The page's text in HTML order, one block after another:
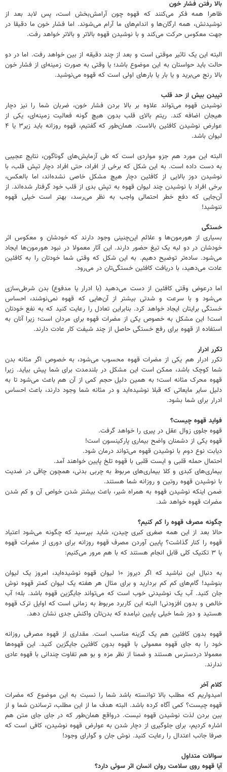
بالا رفتن فشار خون
ظاهرا همه فکر می‌کنند که قهوه چون آرامش‌بخش است، پس لابد بعد از
نوشیدنش، همه ارگان‌ها و اندام‌های ما آرام می‌شوند. اما فشار خون ما دقیقا در
جهت معکوس حرکت می‌کند و با نوشیدن قهوه بالاتر و بالاتر خواهد رفت.
البته این یک تاثیر موقتی است و بعد از چند دقیقه از بین خواهد رفت. اما در دو
حالت باید حواستان به این موضوع باشد؛ یا وقتی به صورت زمینه‌ای از فشار خون
بالا رنج می‌برید و یا بار یا بارهای اولی است که قهوه می‌نوشید.
تپیدن بیش از حد قلب
نوشیدن قهوه می‌تواند علاوه بر بالا بردن فشار خون، ضربان شما را نیز دچار
هیجان اضافه کند. ریتم بالای قلب بدون هیچ گونه فعالیت زمینه‌ای، یکی از
عوارض نوشیدن کافئین بالاست. همان‌طور که گفتیم، قهوه روزانه باید زیر۳ یا ۴
لیوان باشد.
البته این مورد هم جزو مواردی است که طی آزمایش‌های گوناگون، نتایج عجیبی
به دست داده است. به این شکل که برخی از افراد، حتی افراد دچار تپش قلب، با
نوشیدن دوز بالایی از کافئین دچار هیچ مشکل خاصی نشده‌اند، اما بالعکس،
برخی افراد با نوشیدن چند لیوان قهوه به تپش بدی از قلب خود گرفتار شده‌اند. از
آن‌جایی که دفع خطر احتمالی واجب به نظر می‌رسد، بهتر است خیلی قهوه
ننوشید!
خستگی
بسیاری از هورمون‌ها و علائم این‌چنینی وجود دارند که خودشان و معکوس اثر
خودشان در دو لبه یک تیغ حضور دارند. این آثار معمولا در نبود هورمون‌ها ایجاد
می‌شود. ساده‌تر توضیح دهیم. به این شکل که وقتی شما خودتان را به کافئین
عادت می‌دهید، با دریافت کافئین خستگی‌تان در می‌رود.
اما درعوض وقتی کافئین از دست می‌دهید (با ادرار یا مدفوع) بدن شرطی‌سازی
می‌شود و با سرعت و شدتی بیشتر از آن‌هایی که قهوه نمی‌نوشند، احساس
خستگی برایتان ایجاد خواهد کرد. بنابراین تعادل را رعایت کنید که به نفع خودتان
است! این مشکل به خصوص یکی از مضرات قهوه برای مردان است؛ زیرا آنان به
استفاده از قهوه برای رفع خستگی حاصل از چند شیفت کار عادت دارند.
تکرر ادرار
تکرر ادرار هم یکی از مضرات قهوه محسوب می‌شود، به خصوص اگر مثانه بدن
شما کوچک باشد، ممکن است این مشکل در بلندمدت برای شما پیش بیاید. زیرا
قهوه محرک مثانه است؛ به همین دلیل حجم کمی از آن هم باعث می‌شود تا به
دلیل سایر مایعاتی که قبلا نوشیده‌اید و در مثانه شما وجود دارند، باعث احساس
ادرار برای شما بشود.
فواید قهوه چیست؟
قهوه جلوی زوال عقل در پیری را خواهد گرفت.
قهوه یکی از دشمنان واضح بیماری پارکینسون است!
دیابت نوع دوم با نوشیدن قهوه می‌تواند درمان شود.
احتمال حمله قلبی و ایست قلبی با قهوه تلخ پایین خواهند آمد.
بیماری‌های کبدی و کلا بیماری‌های مربوط به چربی بدنی، همچون چاقی در ضدیت
با نوشیدن قهوه روتین و روزانه شما هستند.
ضمن اینکه نوشیدن قهوه به همراه شیر، باعث بیشتر شدن خواص آن و کم شدن
مضرات قهوه خواهد شد.
چگونه مصرف قهوه را کم کنیم؟
حالا بعد از این همه صغری کبری چیدن، شاید بپرسید که چگونه می‌شود اعتیاد
قهوه را کنار گذاشت؟ پایین آوردن مصرف قهوه روزانه برای دوری از مضرات قهوه
با ۳ تکنیک کلی قابل انجام هستند که با هم مرور می‌کنیم:
به دنبال این نباشید که اگر دیروز ۱۰ لیوان قهوه نوشیده‌اید، امروز یک لیوان
بنوشید! گام‌های کم کم بردارید و برای مثال هر هفته یک لیوان کمتر قهوه نوش
جان کنید. آب یک نوشیدنی خوب است که می‌تواند جایگزین قهوه باشد. بله؛ آب
خالص و بدون افزودنی! البته این کاربرد مربوط به زمانی است که اوایل ترک قهوه
هستید و دوز شما خیلی پایین نیامده که بدن‌تان واکنش جدی نشان دهد.
قهوه بدون کافئین هم یک گزینه مناسب است. مقداری از قهوه مصرفی روزانه
خود را به جای قهوه معمولی با قهوه بدون کافئین جایگزین کنید. این قهوه‌ها
معمولا دردسترس هستند و ضمنا از نظر مزه و بو هم تفاوت چندانی با قهوه عادی
ندارند.
کلام آخر
امیدواریم که مطلب بالا توانسته باشد شما را نسبت به این موضوع که مضرات
قهوه چیست؟ کمی آگاه کرده باشد. البته هدف ما از این مطلب، ترساندن شما و از
بین بردن لذت نوشیدن قهوه نیست. درواقع همان‌طور که در جای جای متن هم
اشاره کردیم، برای جلوگیری از دچار شدن به عوارض قهوه نوشیدن، کافی است که
صرفا جانب اعتدال را رعایت کنید. نوش جان و گوارای وجود!
سوالات متداول
آیا قهوه روی سلامت روان انسان اثر سوئی دارد؟